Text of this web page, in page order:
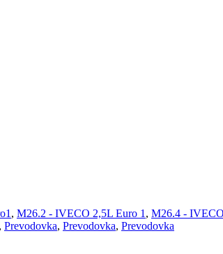
, M26.2 - IVECO 2,5L Euro 1 , M26.4 -
, Prevodovka, Prevodovka, Prevodovka